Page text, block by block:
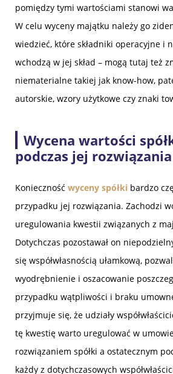
pomiędzy tymi wartościami stanowi
W celu wyceny majątku należy go
wiedzieć, które składniki operacyjne i
wchodzą w jej skład – mogą tutaj też
niematerialne takiej jak know-how,
autorskie, wzory użytkowe czy znaki
Wycena wartości
podczas jej rozwiązania
Konieczność wyceny spółki bardzo
przypadku jej rozwiązania. Zachodzi
uregulowania kwestii związanych z
Dotychczas pozostawał on
się współwłasnością ułamkową,
wyodrębnienie i oszacowanie
przypadku wątpliwości i braku
przyjmuje się, że udziały
tę kwestię warto uregulować w
rozwiązaniem spółki a ostatecznym
każdy z dotychczasowych